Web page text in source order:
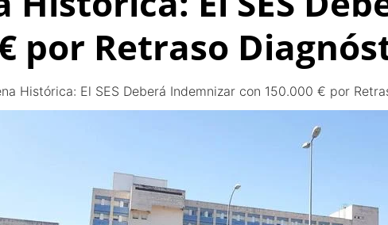
por Retraso
Histórica: El SES Deberá Indemnizar con 150.000 € por